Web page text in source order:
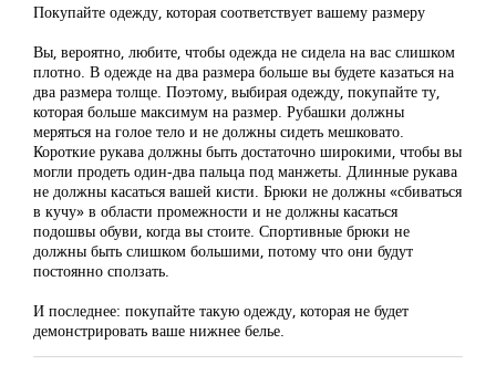
Покупайте одежду, которая соответствует вашему размеру
Вы, вероятно, любите, чтобы одежда не сидела на вас слишком
плотно. В одежде на два размера больше вы будете казаться на
два размера толще. Поэтому, выбирая одежду, покупайте ту,
которая больше максимум на размер. Рубашки должны
меряться на голое тело и не должны сидеть мешковато.
Короткие рукава должны быть достаточно широкими, чтобы вы
могли продеть один-два пальца под манжеты. Длинные рукава
не должны касаться вашей кисти. Брюки не должны «сбиваться
в кучу» в области промежности и не должны касаться
подошвы обуви, когда вы стоите. Спортивные брюки не
должны быть слишком большими, потому что они будут
постоянно сползать.
И последнее: покупайте такую одежду, которая не будет
демонстрировать ваше нижнее белье.